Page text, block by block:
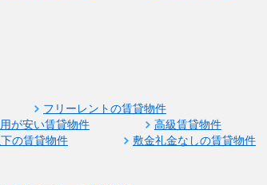
フリーレントの賃貸物件
が安い賃貸物件
高級賃貸物件
の賃貸物件 敷金礼金なしの賃貸物件